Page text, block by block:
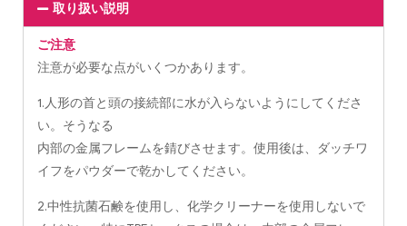
取り扱い説明
ご注意
注意が必要な点がいくつかあります。
1.人形の首と頭の接続部に水が入らないようにしてくださ
い。そうなる
内部の金属フレームを錆びさせます。使用後は、ダッチワ
イフをパウダーで乾かしてください。
2.中性抗菌石鹸を使用し、化学クリーナーを使用しないで